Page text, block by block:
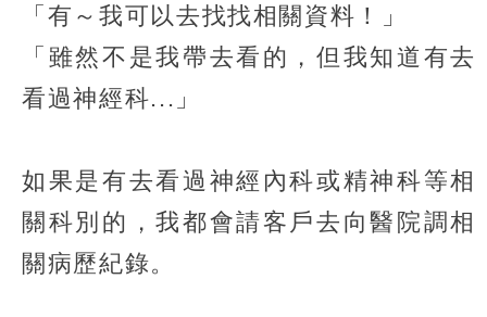
「有～我可以去找找相關資料！」
「雖然不是我帶去看的，但我知道有去
看過神經科...」
如果是有去看過神經內科或精神科等相
關科別的，我都會請客戶去向醫院調相
關病歷紀錄。